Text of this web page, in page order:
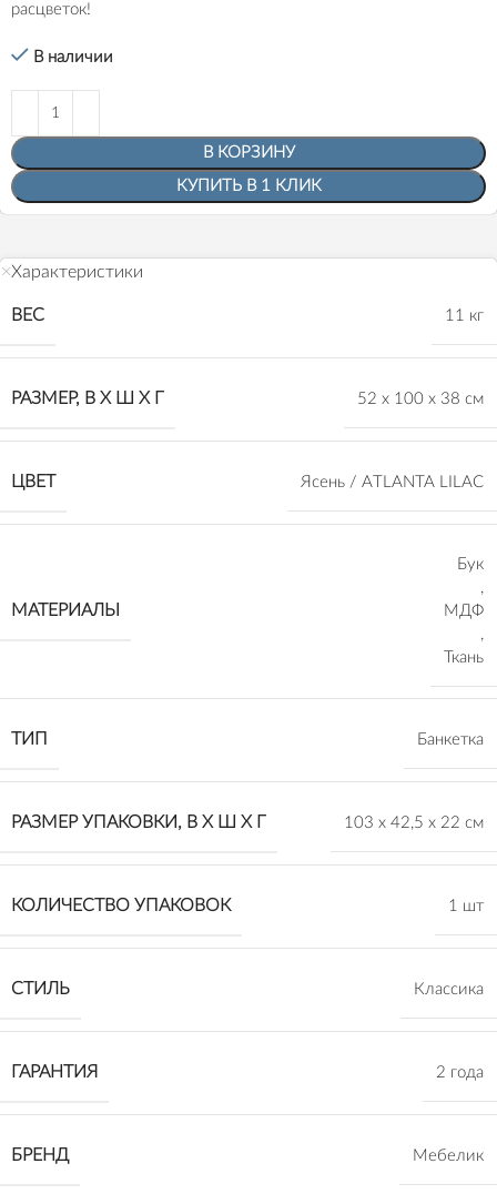
расцветок!
В наличии
В КОРЗИНУ
КУПИТЬ В 1 КЛИК
Характеристики
ВЕС 11 кг
РАЗМЕР, В Х Ш Х Г 52 х 100 х 38 см
ЦВЕТ Ясень / ATLANTA LILAC
МАТЕРИАЛЫ
Бук
,
МДФ
,
Ткань
ТИП Банкетка
РАЗМЕР УПАКОВКИ, В Х Ш Х Г 103 х 42,5 х 22 см
КОЛИЧЕСТВО УПАКОВОК 1 шт
СТИЛЬ Классика
ГАРАНТИЯ 2 года
БРЕНД Мебелик